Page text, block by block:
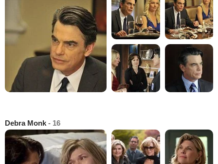
Debra Monk - 16